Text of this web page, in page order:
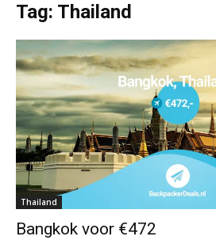
Tag: Thailand
Thailand
Bangkok voor €472